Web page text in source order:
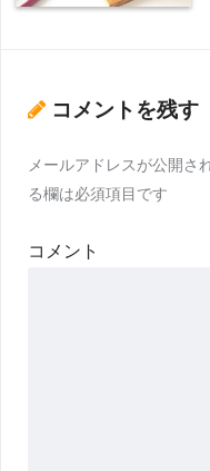
コメントを残す
メールアドレスが公開さ
る欄は必須項目です
コメント